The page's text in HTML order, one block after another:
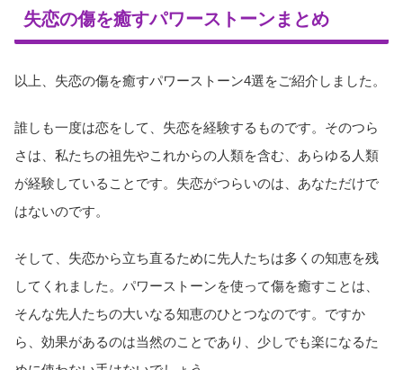
失恋の傷を癒すパワーストーンまとめ
以上、失恋の傷を癒すパワーストーン4選をご紹介しました。
誰しも一度は恋をして、失恋を経験するものです。そのつら
さは、私たちの祖先やこれからの人類を含む、あらゆる人類
が経験していることです。失恋がつらいのは、あなただけで
はないのです。
そして、失恋から立ち直るために先人たちは多くの知恵を残
してくれました。パワーストーンを使って傷を癒すことは、
そんな先人たちの大いなる知恵のひとつなのです。ですか
ら、効果があるのは当然のことであり、少しでも楽になるた